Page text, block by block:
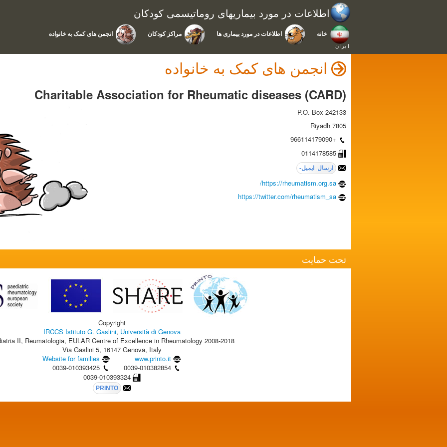
اطلاعات در مورد بیماریهای روماتیسمی کودکان
خانه
ا يرا ن
اطلاعات در مورد بیماری ها مراکز کودکان انجمن های کمک به خانواده
انجمن های کمک به خانواده
Charitable Association for Rheumatic diseases (CARD)
P.O. Box 242133
7805 Riyadh
+966114179090
https://rheumatism.org.sa/
https://twitter.com/rheumatism_sa
تحت حمایت
Copyright
IRCCS Istituto G. Gaslini, Università di Genova
II, Reumatologia, EULAR Centre of Excellence in Rheumatology 2008-2018
Via Gaslini 5, 16147 Genova, Italy
www.printo.it
Website for families
0039-010393324